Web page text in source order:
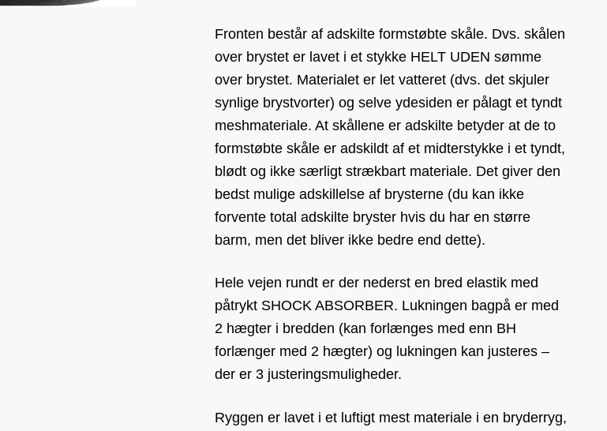
Fronten består af adskilte formstøbte skåle. Dvs. skålen
over brystet er lavet i et stykke HELT UDEN sømme
over brystet. Materialet er let vatteret (dvs. det skjuler
synlige brystvorter) og selve ydesiden er pålagt et tyndt
meshmateriale. At skållene er adskilte betyder at de to
formstøbte skåle er adskildt af et midterstykke i et tyndt,
blødt og ikke særligt strækbart materiale. Det giver den
bedst mulige adskillelse af brysterne (du kan ikke
forvente total adskilte bryster hvis du har en større
barm, men det bliver ikke bedre end dette).
Hele vejen rundt er der nederst en bred elastik med
påtrykt SHOCK ABSORBER. Lukningen bagpå er med
2 hægter i bredden (kan forlænges med enn BH
forlænger med 2 hægter) og lukningen kan justeres –
der er 3 justeringsmuligheder.
Ryggen er lavet i et luftigt mest materiale i en bryderryg,